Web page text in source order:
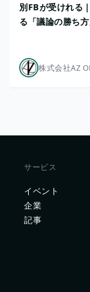
別FBが受けれる
る「議論の勝ち方
株式会社AZ
サービス
イベント
企業
記事